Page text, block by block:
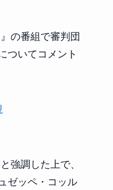
の番組で審判団
ついてコメント
強調した上で、
ゼッペ・コッル